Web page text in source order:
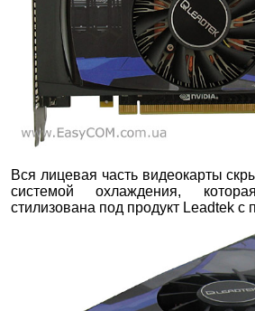
Вся лицевая часть видеокарты
системой охлаждения,
стилизована под продукт Leadtek